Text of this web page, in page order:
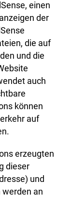
einen
der
die auf
und die
auch
können
auf
erzeugten
dieser
und
an